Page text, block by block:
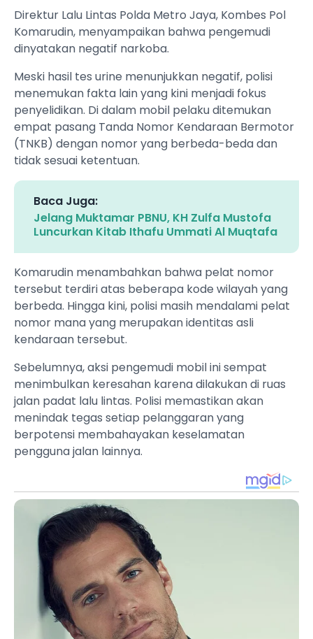
Direktur Lalu Lintas Polda Metro Jaya, Kombes Pol
Komarudin, menyampaikan bahwa pengemudi
dinyatakan negatif narkoba.
Meski hasil tes urine menunjukkan negatif, polisi
menemukan fakta lain yang kini menjadi fokus
penyelidikan. Di dalam mobil pelaku ditemukan
empat pasang Tanda Nomor Kendaraan Bermotor
(TNKB) dengan nomor yang berbeda-beda dan
tidak sesuai ketentuan.
Baca Juga:
Jelang Muktamar PBNU, KH Zulfa Mustofa
Luncurkan Kitab Ithafu Ummati Al Muqtafa
Komarudin menambahkan bahwa pelat nomor
tersebut terdiri atas beberapa kode wilayah yang
berbeda. Hingga kini, polisi masih mendalami pelat
nomor mana yang merupakan identitas asli
kendaraan tersebut.
Sebelumnya, aksi pengemudi mobil ini sempat
menimbulkan keresahan karena dilakukan di ruas
jalan padat lalu lintas. Polisi memastikan akan
menindak tegas setiap pelanggaran yang
berpotensi membahayakan keselamatan
pengguna jalan lainnya.